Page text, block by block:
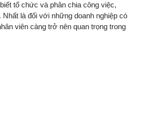
tổ chức và phân chia công việc,
là đối với những doanh nghiệp có
viên càng trở nên quan trọng trong